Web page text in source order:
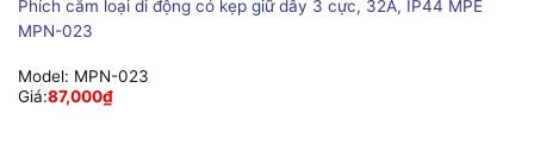
Phích cắm loại di động có kẹp giữ dây 3 cực, 32A, IP44 MPE
MPN-023
Model: MPN-023
Giá:87,000₫